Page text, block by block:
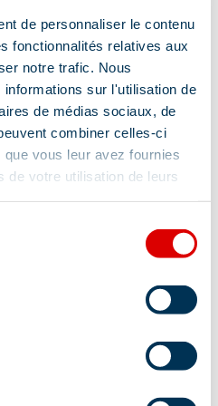
de personnaliser le contenu
fonctionnalités relatives aux
notre trafic. Nous
informations sur l'utilisation de
de médias sociaux, de
combiner celles-ci
vous leur avez fournies
de votre utilisation de leurs